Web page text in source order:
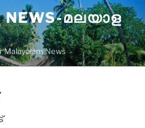
NEWS-മലയാള
News